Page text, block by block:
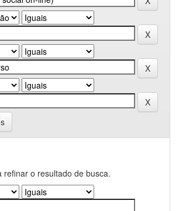
refinar o resultado de busca.